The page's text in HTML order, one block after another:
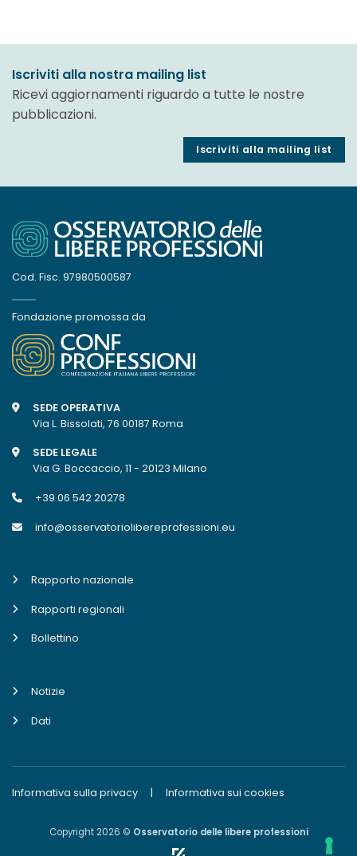
Iscriviti alla nostra mailing list
Ricevi aggiornamenti riguardo a tutte le nostre
pubblicazioni.
Iscriviti alla mailing list
Cod. Fisc. 97980500587
Fondazione promossa da
SEDE OPERATIVA
Via L. Bissolati, 76 00187 Roma
SEDE LEGALE
Via G. Boccaccio, 11 - 20123 Milano
+39 06 542 20278
info@osservatoriolibereprofessioni.eu
Rapporto nazionale
Rapporti regionali
Bollettino
Notizie
Dati
Informativa sulla privacy | Informativa sui cookies
Copyright 2026 © Osservatorio delle libere professioni